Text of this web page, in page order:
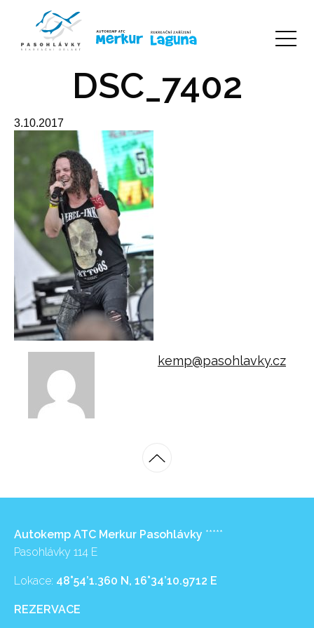
DSC_7402
3.10.2017
kemp@pasohlavky.cz
Autokemp ATC Merkur Pasohlávky *****
Pasohlávky 114 E
Lokace: 48°54’1.360 N, 16°34’10.9712 E
REZERVACE